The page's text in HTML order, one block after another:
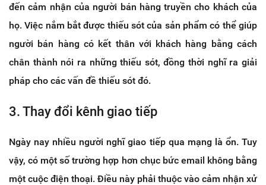
đến cảm nhận của người bán hàng truyền cho khách của
họ. Việc nắm bắt được thiếu sót của sản phẩm có thể giúp
người bán hàng có kết thân với khách hàng bằng cách
chân thành nói ra những thiếu sót, đồng thời nghĩ ra giải
pháp cho các vấn đề thiếu sót đó.
3. Thay đổi kênh giao tiếp
Ngày nay nhiều người nghĩ giao tiếp qua mạng là ổn. Tuy
vậy, có một số trường hợp hơn chục bức email không bằng
một cuộc điện thoại. Điều này phải thuộc vào cảm nhận xử